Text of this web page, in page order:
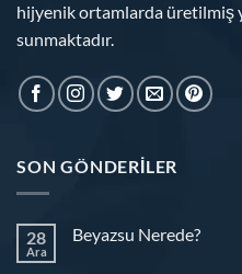
hijyenik ortamlarda üretilmiş
sunmaktadır.
SON GÖNDERILER
28
Ara
Beyazsu Nerede?